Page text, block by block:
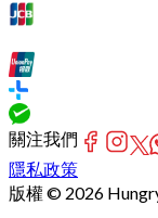
關注我們
隱私政策
版權 © 2026